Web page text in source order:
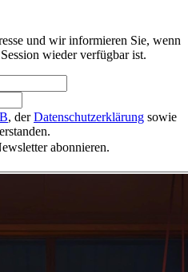
und wir informieren Sie, wenn
wieder verfügbar ist.
, derDatenschutzerklärung sowie
abonnieren.